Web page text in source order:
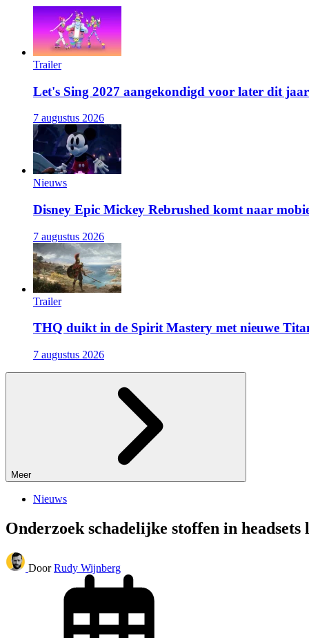
Trailer
Let's Sing 2027 aangekondigd voor later dit jaar
7 augustus 2026
Nieuws
Disney Epic Mickey Rebrushed komt naar
7 augustus 2026
Trailer
THQ duikt in de Spirit Mastery met nieuwe
7 augustus 2026
Meer
Nieuws
Onderzoek schadelijke stoffen in
Door Rudy Wijnberg